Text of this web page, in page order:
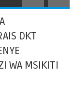
DKT
WA MSIKITI